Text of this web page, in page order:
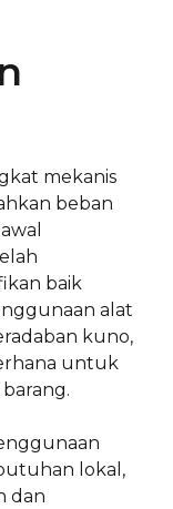
mekanis
beban
baik
alat
kuno,
untuk
lokal,
dan